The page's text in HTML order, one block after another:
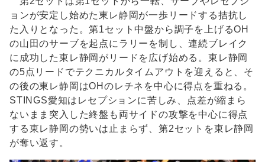
ョンが安定し始めた東レ静岡が一歩リードする拮抗し
た入りとなった。第1セット中盤から調子を上げるOH
の山田のサーブを起点にラリーを制し、連続ブレイク
に成功した東レ静岡がリードを広げ始める。東レ静岡
の5点リードでテクニカルタイムアウトを迎えると、そ
の後の東レ静岡はOHのレチネを中心に得点を重ねる。
STINGS愛知はレセプションに苦しみ、点差が縮まら
ないまま突入した終盤も両サイドの攻撃を中心に得点
する東レ静岡の勢いは止まらず、第2セットを東レ静岡
が奪い返す。